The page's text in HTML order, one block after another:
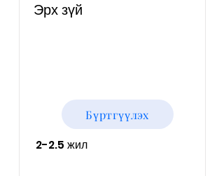
Эрх зүй
Бүртгүүлэх
2-2.5 жил